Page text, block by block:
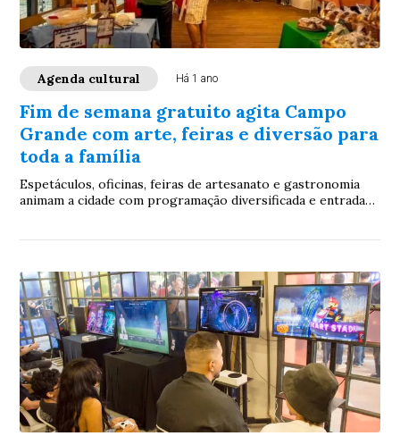
Agenda cultural Há 1 ano
Fim de semana gratuito agita Campo
Grande com arte, feiras e diversão para
toda a família
Espetáculos, oficinas, feiras de artesanato e gastronomia
animam a cidade com programação diversificada e entrada